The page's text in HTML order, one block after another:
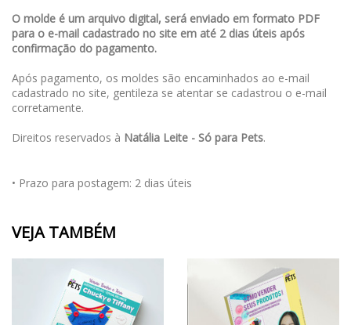
O molde é um arquivo digital, será enviado em formato PDF
para o e-mail cadastrado no site em até 2 dias úteis após
confirmação do pagamento.
Após pagamento, os moldes são encaminhados ao e-mail
cadastrado no site, gentileza se atentar se cadastrou o e-mail
corretamente.
Direitos reservados à Natália Leite - Só para Pets.
• Prazo para postagem: 2 dias úteis
VEJA TAMBÉM